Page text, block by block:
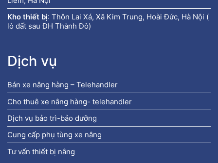
Kho thiết bị: Thôn Lai Xá, Xã Kim Trung, Hoài Đức, Hà Nội (
lô đất sau ĐH Thành Đô)
Dịch vụ
Bán xe nâng hàng – Telehandler
Cho thuê xe nâng hàng- telehandler
Dịch vụ bảo trì-bảo dưỡng
Cung cấp phụ tùng xe nâng
Tư vấn thiết bị nâng